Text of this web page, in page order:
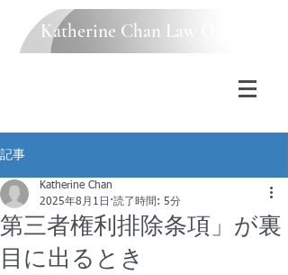
Katherine Chan Law Office
記事
第三者権利排除条項」が裏
目に出るとき
Katherine Chan
2025年8月1日 読了時間: 5分